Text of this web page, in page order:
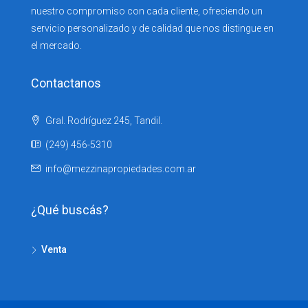
nuestro compromiso con cada cliente, ofreciendo un
servicio personalizado y de calidad que nos distingue en
el mercado.
Contactanos
Gral. Rodríguez 245, Tandil.
(249) 456-5310
info@mezzinapropiedades.com.ar
¿Qué buscás?
Venta